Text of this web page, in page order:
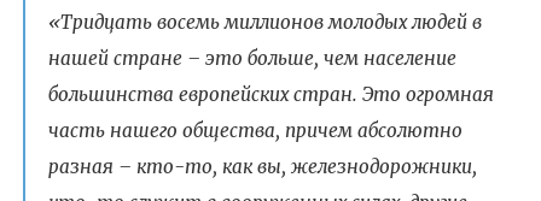
«Тридцать восемь миллионов молодых людей в
нашей стране – это больше, чем население
большинства европейских стран. Это огромная
часть нашего общества, причем абсолютно
разная – кто-то, как вы, железнодорожники,